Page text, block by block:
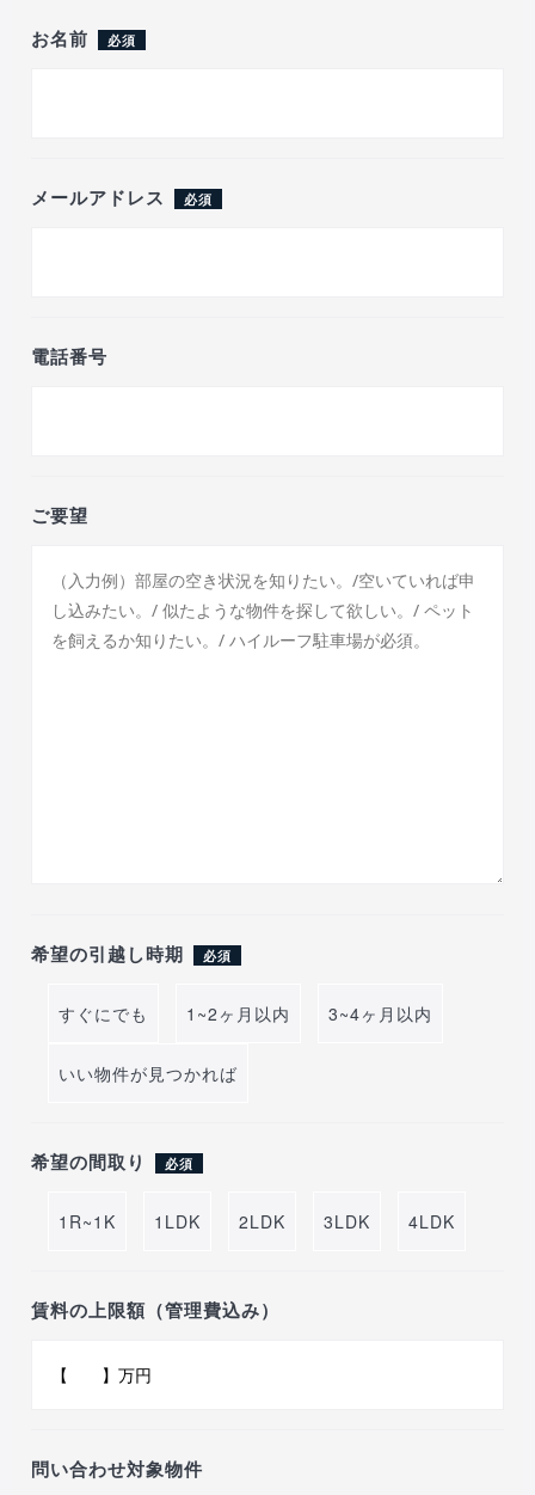
お名前 必須
メールアドレス 必須
電話番号
ご要望
希望の引越し時期 必須
すぐにでも 1~2ヶ月以内 3~4ヶ月以内
いい物件が見つかれば
希望の間取り 必須
1R~1K 1LDK 2LDK 3LDK 4LDK
賃料の上限額（管理費込み）
問い合わせ対象物件